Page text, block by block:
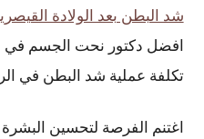
شد البطن بعد الولادة
افضل دكتور نحت الجسم في
تكلفة عملية شد البطن في
اغتنم الفرصة لتحسين البشرة